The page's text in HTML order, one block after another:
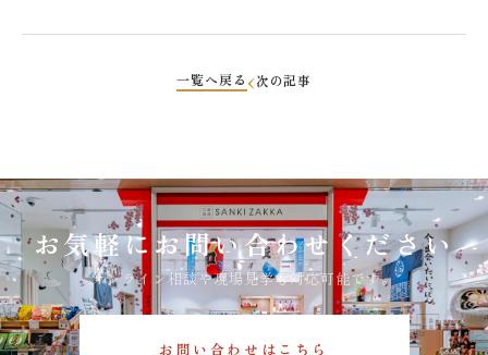
次の記事
一覧へ戻る
お気軽にお問い合わせください
オンライン相談や現場見学も対応可能です。
お問い合わせはこちら